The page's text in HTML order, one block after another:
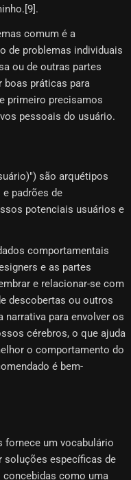
comum é a
de problemas individuais
ou de outras partes
boas práticas para
primeiro precisamos
pessoais do usuário.
são arquétipos
padrões de
potenciais usuários e
comportamentais
e as partes
e relacionar-se com
descobertas ou outros
para envolver os
cérebros, o que ajuda
o comportamento do
é bem-
fornece um vocabulário
soluções específicas de
como uma